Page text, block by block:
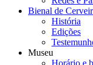
Bienal de
História
Edições
Museu
Horário e